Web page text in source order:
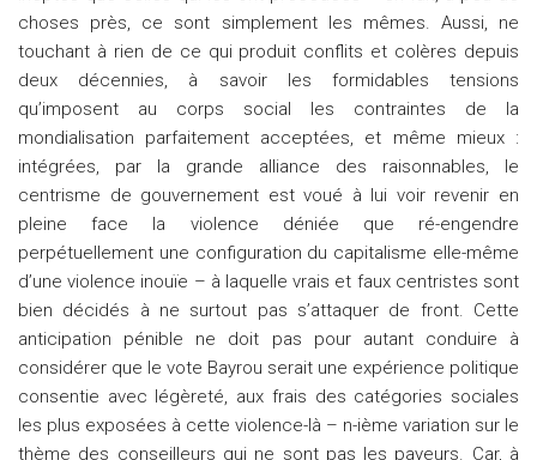
choses près, ce sont simplement les mêmes. Aussi, ne
touchant à rien de ce qui produit conflits et colères depuis
deux décennies, à savoir les formidables tensions
qu’imposent au corps social les contraintes de la
mondialisation parfaitement acceptées, et même mieux :
intégrées, par la grande alliance des raisonnables, le
centrisme de gouvernement est voué à lui voir revenir en
pleine face la violence déniée que ré-engendre
perpétuellement une configuration du capitalisme elle-même
d’une violence inouïe – à laquelle vrais et faux centristes sont
bien décidés à ne surtout pas s’attaquer de front. Cette
anticipation pénible ne doit pas pour autant conduire à
considérer que le vote Bayrou serait une expérience politique
consentie avec légèreté, aux frais des catégories sociales
les plus exposées à cette violence-là – n-ième variation sur le
thème des conseilleurs qui ne sont pas les payeurs. Car, à